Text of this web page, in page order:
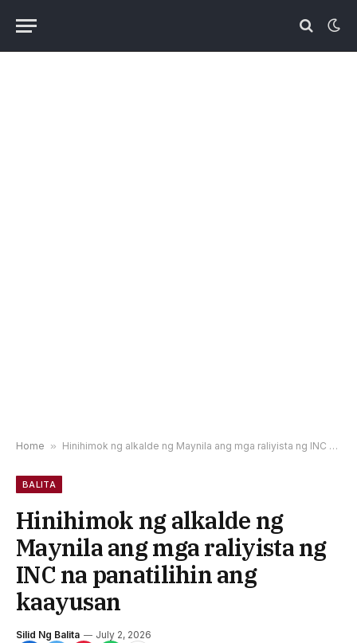
Home » Hinihimok ng alkalde ng Maynila ang mga raliyista ng INC na panatilihin ang kaayusan
BALITA
Hinihimok ng alkalde ng
Maynila ang mga raliyista ng
INC na panatilihin ang
kaayusan
Silid Ng Balita July 2, 2026